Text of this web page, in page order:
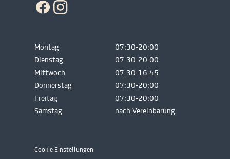
Montag
07:30-20:00
Dienstag
07:30-20:00
Mittwoch
07:30-16:45
Donnerstag
07:30-20:00
Freitag
07:30-20:00
Samstag
nach Vereinbarung
Cookie Einstellungen